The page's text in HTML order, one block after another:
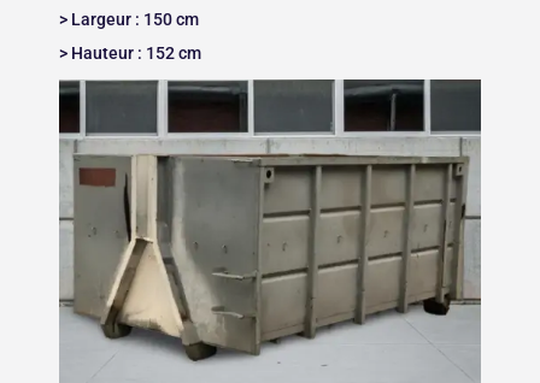
> Largeur : 150 cm
> Hauteur : 152 cm